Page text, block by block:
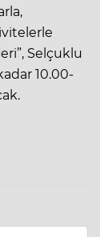
Selçuklu
10.00-